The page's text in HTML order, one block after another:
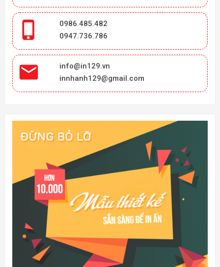

0986.485.482
0947.736.786

info@in129.vn
innhanh129@gmail.com